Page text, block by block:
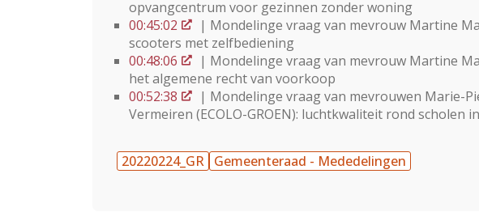
opvangcentrum voor gezinnen zonder woning
00:45:02
| Mondelinge vraag van mevrouw Martine
scooters met zelfbediening
00:48:06
| Mondelinge vraag van mevrouw Martine
het algemene recht van voorkoop
00:52:38
| Mondelinge vraag van mevrouwen Marie-
Vermeiren (ECOLO-GROEN): luchtkwaliteit rond scholen
20220224_GR Gemeenteraad - Mededelingen